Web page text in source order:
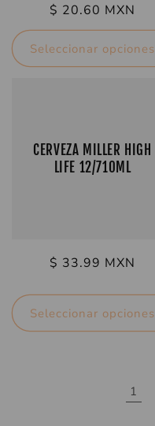
Precio
habitual
$ 20.60 MXN
Seleccionar opciones
CERVEZA MILLER HIGH
LIFE 12/710ML
Precio
$ 33.99 MXN
Seleccionar opciones
1